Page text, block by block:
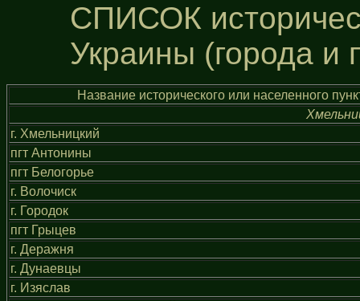
СПИСОК
Украины (города и
Название исторического или населенного
г. Хмельницкий
пгт Антонины
пгт Белогорье
г. Волочиск
г. Городок
пгт Грыцев
г. Деражня
г. Дунаевцы
г. Изяслав